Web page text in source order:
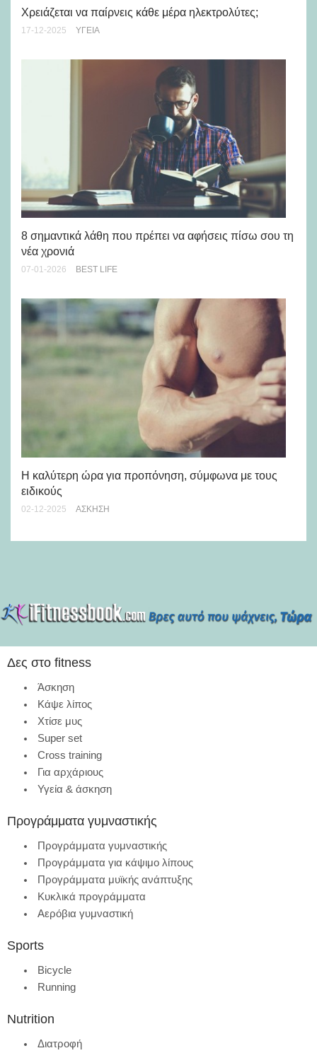
Χρειάζεται να παίρνεις κάθε μέρα ηλεκτρολύτες;
17-12-2025 ΥΓΕΊΑ
8 σημαντικά λάθη που πρέπει να αφήσεις πίσω σου τη
νέα χρονιά
07-01-2026 BEST LIFE
Η καλύτερη ώρα για προπόνηση, σύμφωνα με τους
ειδικούς
02-12-2025 ΆΣΚΗΣΗ
Δες στο fitness
Άσκηση
Κάψε λίπος
Χτίσε μυς
Super set
Cross training
Για αρχάριους
Υγεία & άσκηση
Προγράμματα γυμναστικής
Προγράμματα γυμναστικής
Προγράμματα για κάψιμο λίπους
Προγράμματα μυϊκής ανάπτυξης
Κυκλικά προγράμματα
Αερόβια γυμναστική
Sports
Bicycle
Running
Nutrition
Διατροφή